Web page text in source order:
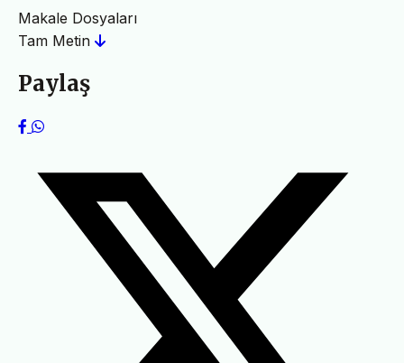
Makale Dosyaları
Tam Metin
Paylaş